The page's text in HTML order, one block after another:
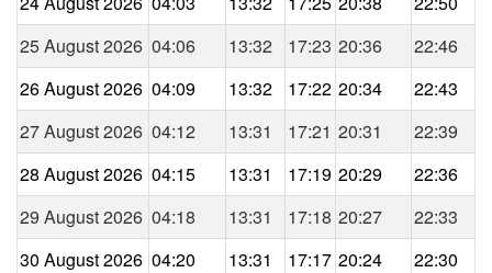
25 August 2026 04:06 13:32 17:23 20:36
22:46
26 August 2026 04:09 13:32 17:22 20:34
22:43
27 August 2026 04:12 13:31 17:21 20:31
22:39
28 August 2026 04:15 13:31 17:19 20:29
22:36
29 August 2026 04:18 13:31 17:18 20:27
22:33
30 August 2026 04:20 13:31 17:17 20:24
22:30